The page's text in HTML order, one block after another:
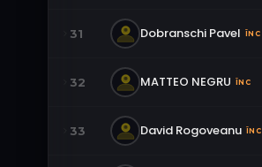
31 Dobranschi Pavel ÎNC
32 MATTEO NEGRU ÎNC
33 David Rogoveanu ÎNC